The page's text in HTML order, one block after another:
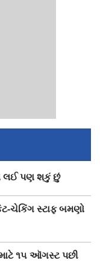
લઈ પણ શકું છું
ચેકિંગ સ્ટાફ બમણો
માટે ૧૫ ઑગસ્ટ પછી